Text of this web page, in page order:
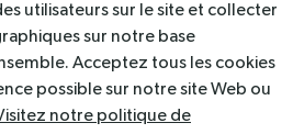
Rajol, 34130 Mauguio
04 67 40 47 03
utilisateurs sur le site et collecter
sur notre base
Acceptez tous les cookies
possible sur notre site Web ou
notre politique de